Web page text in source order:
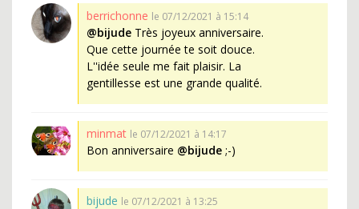
berrichonne le 07/12/2021 à 15:14
@bijude Très joyeux anniversaire.
Que cette journée te soit douce.
L''idée seule me fait plaisir. La
gentillesse est une grande qualité.
minmat le 07/12/2021 à 14:17
Bon anniversaire @bijude ;-)
bijude le 07/12/2021 à 13:25